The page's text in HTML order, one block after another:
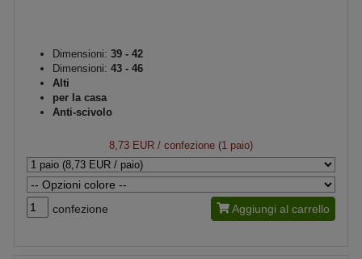
Dimensioni: 39 - 42
Dimensioni: 43 - 46
Alti
per la casa
Anti-scivolo
8,73 EUR / confezione (1 paio)
confezione Aggiungi al carrello